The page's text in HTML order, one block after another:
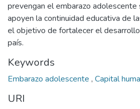
prevengan el embarazo adolescente
apoyen la continuidad educativa de
el objetivo de fortalecer el
país.
Keywords
Embarazo adolescente , Capital
URI